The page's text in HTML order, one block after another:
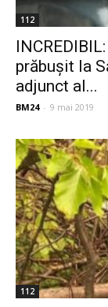
112
prăbușit la
adjunct al...
BM24 - 9 mai 2019
112